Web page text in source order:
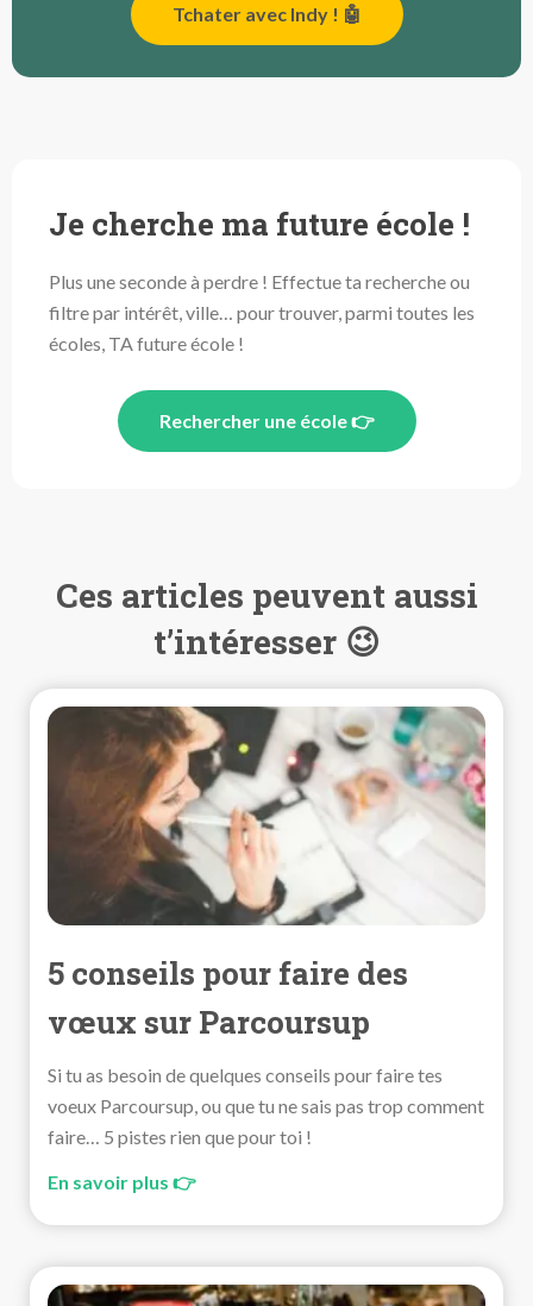
Tchater avec Indy ! 🤖
Je cherche ma future école !
Plus une seconde à perdre ! Effectue ta recherche ou
filtre par intérêt, ville… pour trouver, parmi toutes les
écoles, TA future école !
Rechercher une école 👉
Ces articles peuvent aussi
t’intéresser 😉
5 conseils pour faire des
vœux sur Parcoursup
Si tu as besoin de quelques conseils pour faire tes
voeux Parcoursup, ou que tu ne sais pas trop comment
faire… 5 pistes rien que pour toi !
En savoir plus 👉